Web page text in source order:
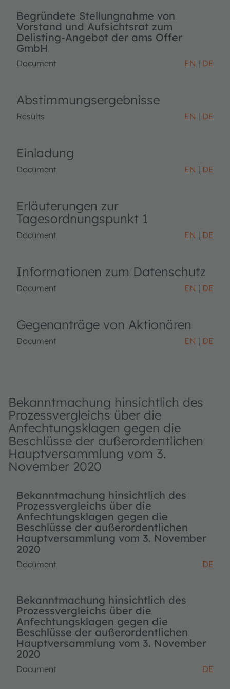
Begründete Stellungnahme von
Vorstand und Aufsichtsrat zum
Delisting-Angebot der ams Offer
GmbH
Document EN DE
Abstimmungsergebnisse
Results EN DE
Einladung
Document EN DE
Erläuterungen zur
Tagesordnungspunkt 1
Document EN DE
Informationen zum Datenschutz
Document EN DE
Gegenanträge von Aktionären
Document EN DE
Bekanntmachung hinsichtlich des
Prozessvergleichs über die
Anfechtungsklagen gegen die
Beschlüsse der außerordentlichen
Hauptversammlung vom 3.
November 2020
Bekanntmachung hinsichtlich des
Prozessvergleichs über die
Anfechtungsklagen gegen die
Beschlüsse der außerordentlichen
Hauptversammlung vom 3. November
2020
Document DE
Bekanntmachung hinsichtlich des
Prozessvergleichs über die
Anfechtungsklagen gegen die
Beschlüsse der außerordentlichen
Hauptversammlung vom 3. November
2020
Document DE